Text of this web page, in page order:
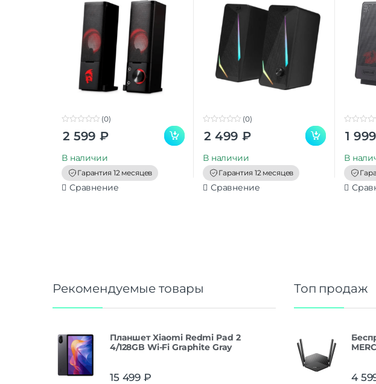
o
o
(0)
2 599 ₽
В наличии
Гарантия 12 месяцев
Сравнение
o
o
(0)
2 499 ₽
В наличии
Гарантия 12 месяцев
Сравнение
o
1 999
В
Рекомендуемые товары
Планшет Xiaomi Redmi Pad 2
4/128GB Wi-Fi Graphite Gray
15 499 ₽
Топ продаж
4